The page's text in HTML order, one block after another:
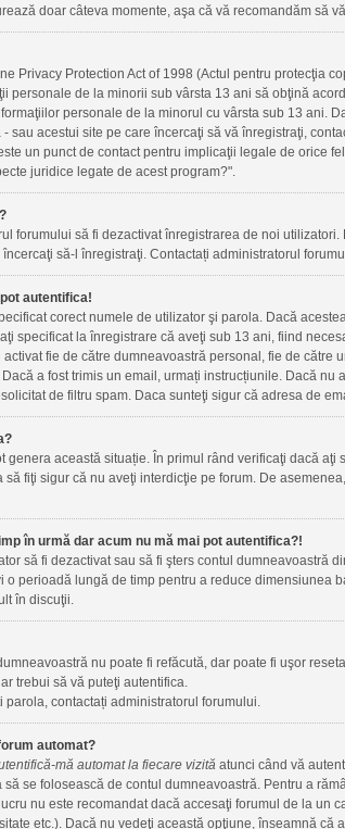
doar câteva momente, aşa că vă recomandăm să
Privacy Protection Act of 1998 (Actul pentru protecţia
personale de la minorii sub vârsta 13 ani să obţină
personale de la minorul cu vârsta sub 13 ani.
sau acestui site pe care încercaţi să vă înregistraţi,
un punct de contact pentru implicaţii legale de orice
juridice legate de acest program?".
forumului să fi dezactivat înregistrarea de noi
să-l înregistraţi. Contactați administratorul
autentifica!
corect numele de utilizator şi parola. Dacă
specificat la înregistrare că aveţi sub 13 ani, fiind
fie de către dumneavoastră personal, fie de
a fost trimis un email, urmați instrucțiunile. Dacă
de filtru spam. Daca sunteţi sigur că adresa de
genera această situație. În primul rând verificaţi dacă
să fiţi sigur că nu aveţi interdicţie pe forum. De
în urmă dar acum nu mă mai pot autentifica?!
să fi dezactivat sau să fi şters contul dumneavoastră
o perioadă lungă de timp pentru a reduce dimensiunea
în discuţii.
nu poate fi refăcută, dar poate fi uşor
trebui să vă puteţi autentifica.
parola, contactați administratorul forumului.
automat?
mă automat la fiecare vizită atunci când vă
se folosească de contul dumneavoastră. Pentru a
nu este recomandat dacă accesaţi forumul de la un
etc.). Dacă nu vedeţi această opţiune, înseamnă că